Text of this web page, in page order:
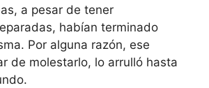
a pesar de tener
habían terminado
Por alguna razón, ese
de molestarlo, lo arrulló hasta